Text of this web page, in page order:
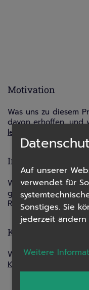
Motivation
Was uns zu diesem
davon erhoffen,
lesen...
InitiatorInnen
Wer wir sind und
gerade mit den
Religionen
Kontakt
Wie du uns am
Kontaktformular
Auf unserer
verwendet für
Sonstiges. Sie
jederzeit
Weitere